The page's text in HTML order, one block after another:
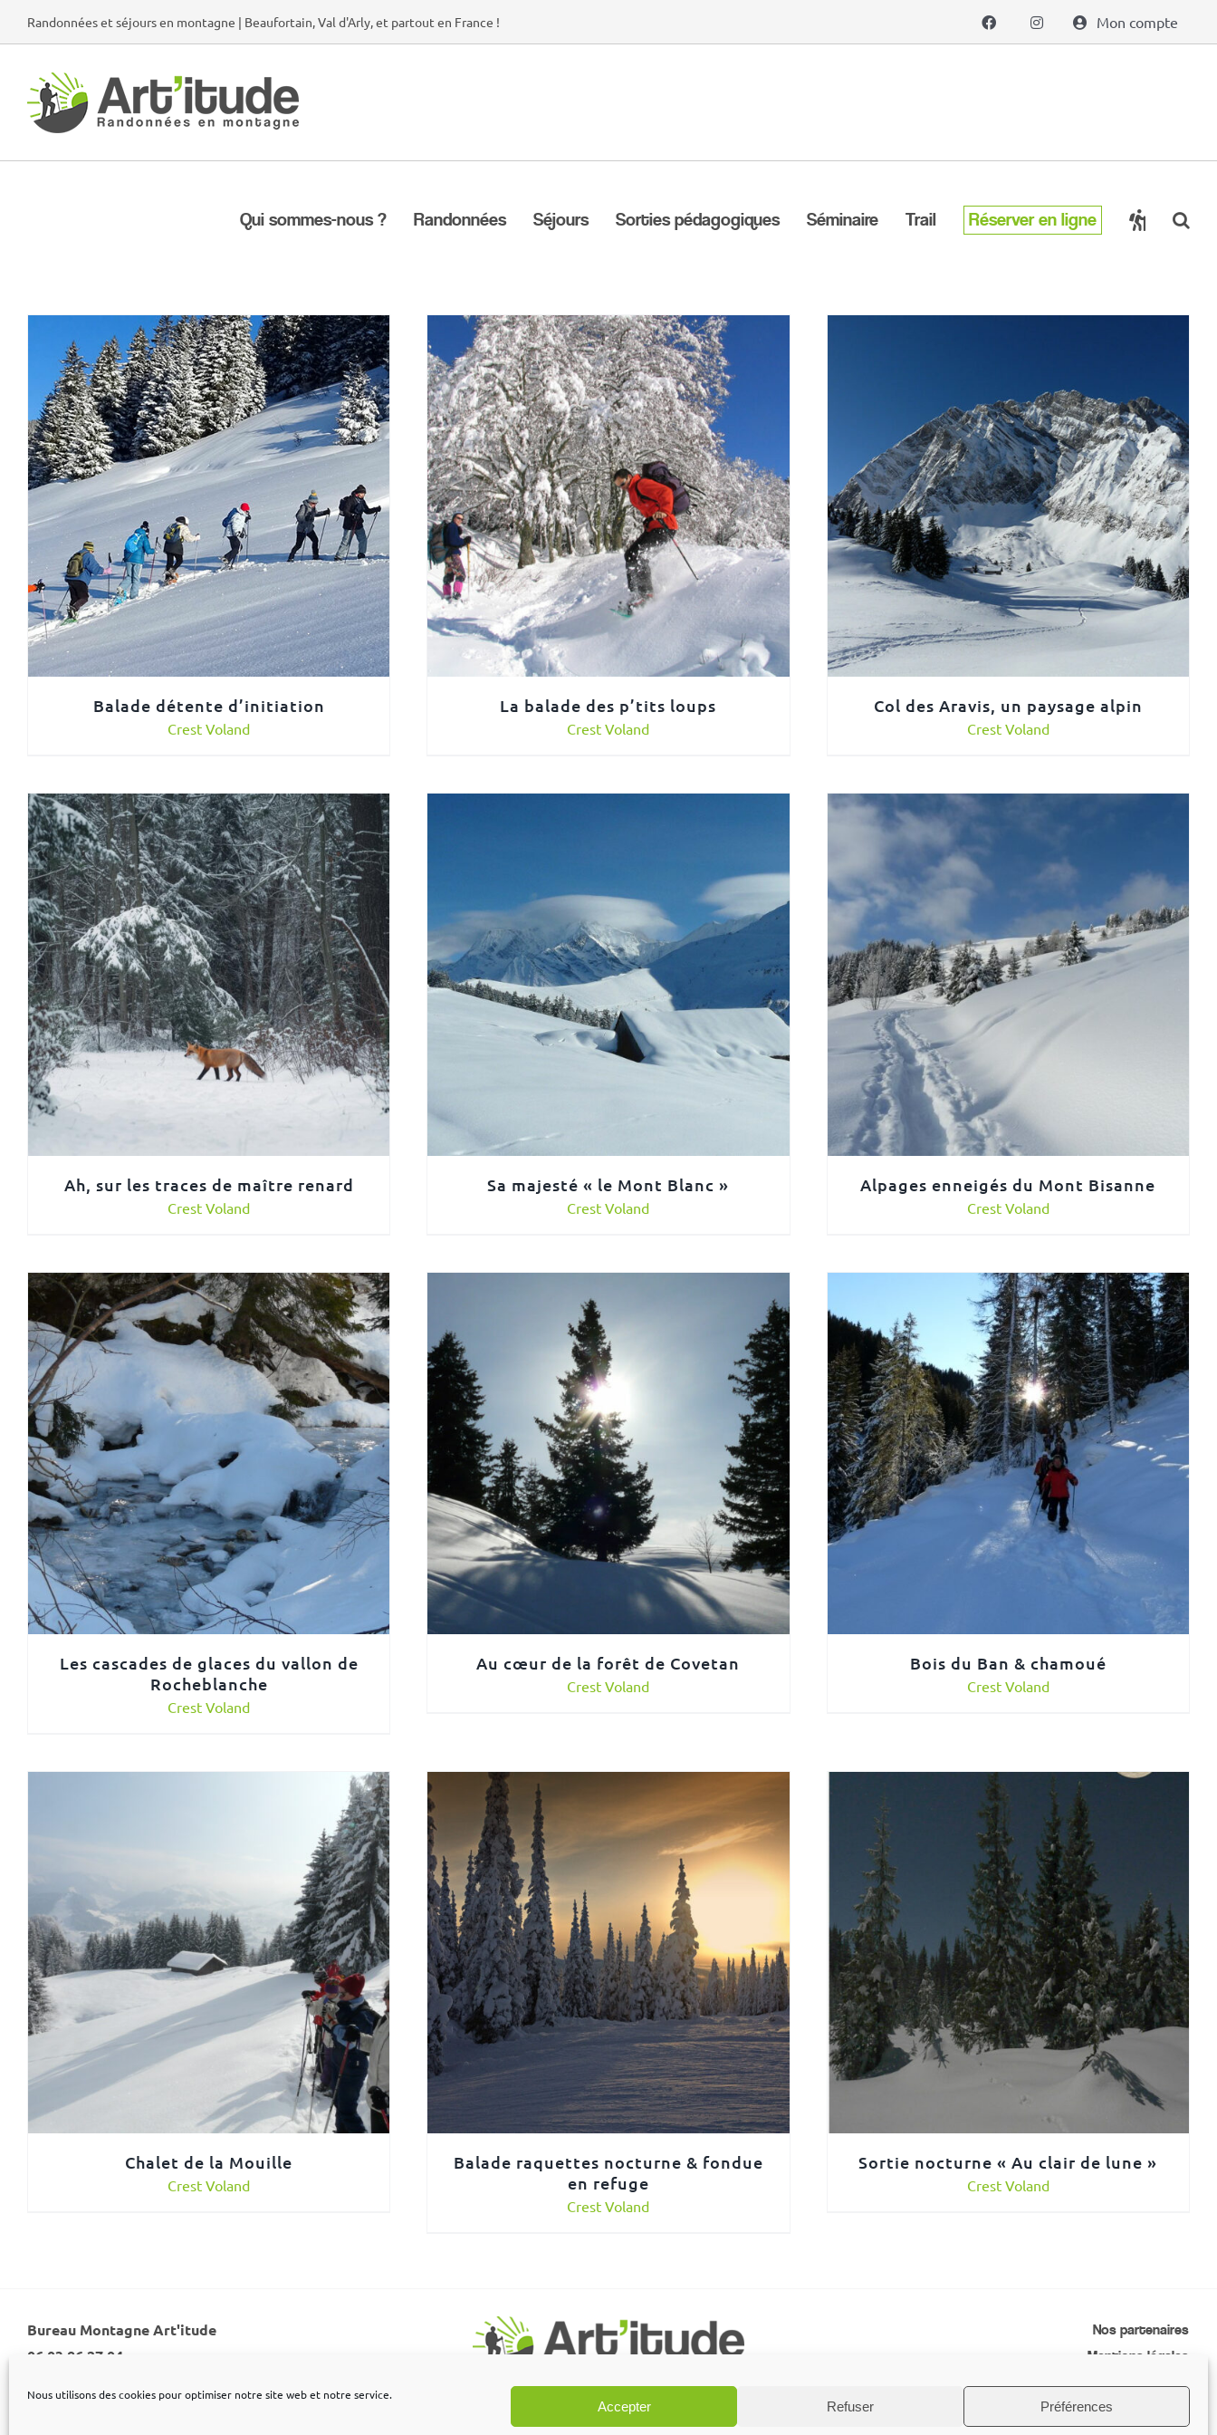
Nous utilisons des cookies pour optimiser notre site web et notre service.
Accepter Refuser Préférences
Randonnées et séjours en montagne | Beaufortain, Val d'Arly, et partout en France ! Mon compte
Qui sommes-nous ? Randonnées Séjours Sorties pédagogiques Séminaire Trail Réserver en ligne
Balade détente d’initiation
Crest Voland
La balade des p’tits loups
Crest Voland
Col des Aravis, un paysage alpin
Crest Voland
Ah, sur les traces de maître renard
Crest Voland
Sa majesté « le Mont Blanc »
Crest Voland
Alpages enneigés du Mont Bisanne
Crest Voland
Les cascades de glaces du vallon de
Rocheblanche
Crest Voland
Au cœur de la forêt de Covetan
Crest Voland
Bois du Ban & chamoué
Crest Voland
Chalet de la Mouille
Crest Voland
Balade raquettes nocturne & fondue
en refuge
Crest Voland
Sortie nocturne « Au clair de lune »
Crest Voland
Bureau Montagne Art'itude
06 03 86 27 04
Nos partenaires
Mentions légales
Conditions générales de vente
Contactez-nous